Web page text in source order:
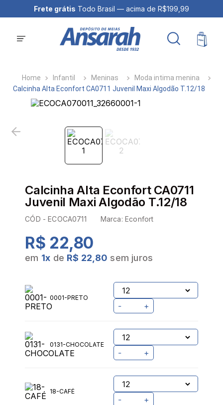
Frete grátis Todo Brasil — acima de R$199,99
Infantil Meninas
Moda intima menina
Calcinha Alta Econfort CA0711 Juvenil Maxi Algodão T.12/18
Calcinha Alta Econfort CA0711
Juvenil Maxi Algodão T.12/18
CÓD -ECOCA0711 Marca:Econfort
R$ 22,80
em 1x de R$ 22,80 sem juros
0001-PRETO
- +
0131-CHOCOLATE
- +
18-CAFÉ
- +